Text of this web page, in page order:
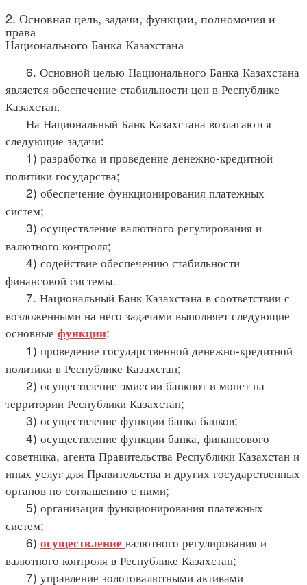
2. Основная цель, задачи, функции, полномочия и
права
Национального Банка Казахстана
6. Основной целью Национального Банка Казахстана
является обеспечение стабильности цен в Республике
Казахстан.
На Национальный Банк Казахстана возлагаются
следующие задачи:
1) разработка и проведение денежно-кредитной
политики государства;
2) обеспечение функционирования платежных
систем;
3) осуществление валютного регулирования и
валютного контроля;
4) содействие обеспечению стабильности
финансовой системы.
7. Национальный Банк Казахстана в соответствии с
возложенными на него задачами выполняет следующие
основные функции:
1) проведение государственной денежно-кредитной
политики в Республике Казахстан;
2) осуществление эмиссии банкнот и монет на
территории Республики Казахстан;
3) осуществление функции банка банков;
4) осуществление функции банка, финансового
советника, агента Правительства Республики Казахстан и
иных услуг для Правительства и других государственных
органов по соглашению с ними;
5) организация функционирования платежных
систем;
6) осуществление валютного регулирования и
валютного контроля в Республике Казахстан;
7) управление золотовалютными активами